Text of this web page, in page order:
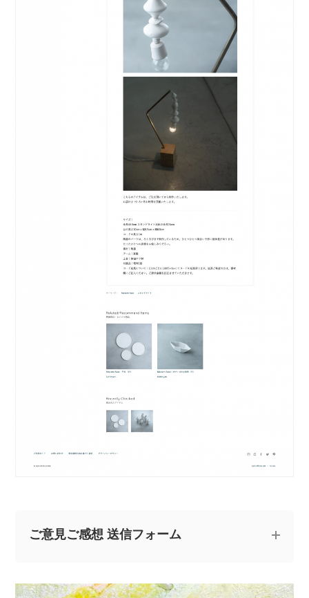
ご意見ご感想 送信フォーム
にお寄せください。